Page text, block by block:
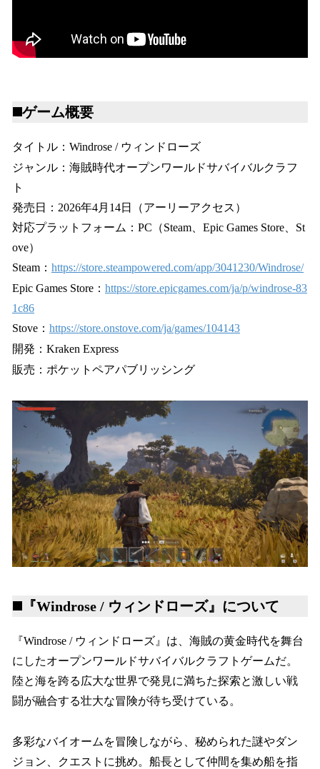
◼️ゲーム概要
タイトル：Windrose / ウィンドローズ
ジャンル：海賊時代オープンワールドサバイバルクラフ
ト
発売日：2026年4月14日（アーリーアクセス）
対応プラットフォーム：PC（Steam、Epic Games Store、St
ove）
Steam： https://store.steampowered.com/app/3041230/Windrose/
Epic Games Store： https://store.epicgames.com/ja/p/windrose-83
1c86
Stove： https://store.onstove.com/ja/games/104143
開発：Kraken Express
販売：ポケットペアパブリッシング
◼️『Windrose / ウィンドローズ』について
『Windrose / ウィンドローズ』は、海賊の黄金時代を舞台
にしたオープンワールドサバイバルクラフトゲームだ。
陸と海を跨る広大な世界で発見に満ちた探索と激しい戦
闘が融合する壮大な冒険が待ち受けている。
多彩なバイオームを冒険しながら、秘められた謎やダン
ジョン、クエストに挑め。船長として仲間を集め船を指